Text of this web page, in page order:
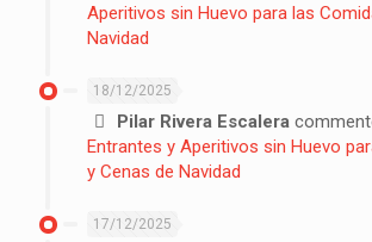
Aperitivos sin Huevo para las
Navidad
18/12/2025
Pilar Rivera Escalera
Entrantes y Aperitivos sin Huevo
y Cenas de Navidad
17/12/2025